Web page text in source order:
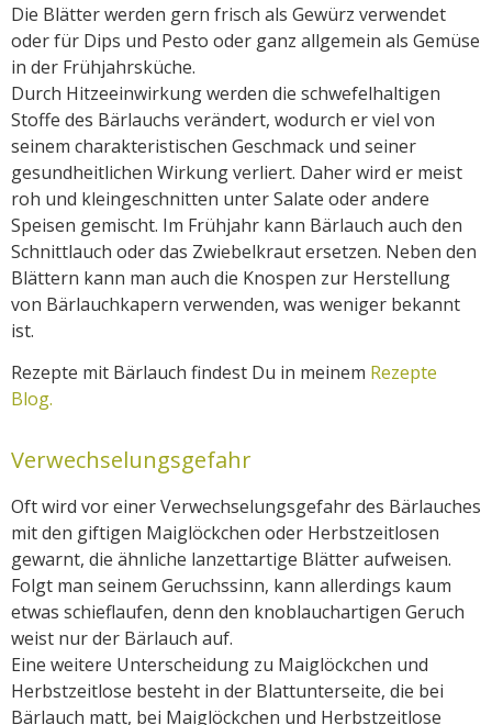
Die Blätter werden gern frisch als Gewürz verwendet
oder für Dips und Pesto oder ganz allgemein als Gemüse
in der Frühjahrsküche.
Durch Hitzeeinwirkung werden die schwefelhaltigen
Stoffe des Bärlauchs verändert, wodurch er viel von
seinem charakteristischen Geschmack und seiner
gesundheitlichen Wirkung verliert. Daher wird er meist
roh und kleingeschnitten unter Salate oder andere
Speisen gemischt. Im Frühjahr kann Bärlauch auch den
Schnittlauch oder das Zwiebelkraut ersetzen. Neben den
Blättern kann man auch die Knospen zur Herstellung
von Bärlauchkapern verwenden, was weniger bekannt
ist.
Rezepte mit Bärlauch findest Du in meinem Rezepte
Blog.
Verwechselungsgefahr
Oft wird vor einer Verwechselungsgefahr des Bärlauches
mit den giftigen Maiglöckchen oder Herbstzeitlosen
gewarnt, die ähnliche lanzettartige Blätter aufweisen.
Folgt man seinem Geruchssinn, kann allerdings kaum
etwas schieflaufen, denn den knoblauchartigen Geruch
weist nur der Bärlauch auf.
Eine weitere Unterscheidung zu Maiglöckchen und
Herbstzeitlose besteht in der Blattunterseite, die bei
Bärlauch matt, bei Maiglöckchen und Herbstzeitlose